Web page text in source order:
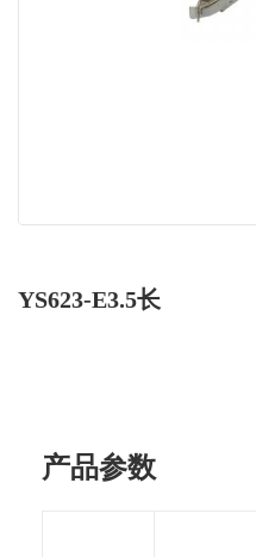
YS623-E3.5长
产品参数